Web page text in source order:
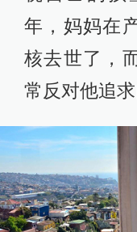
年，妈妈在
核去世了，
常反对他追求